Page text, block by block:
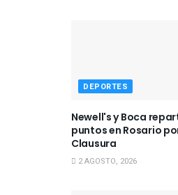
DEPORTES
Newell's y Boca
puntos en Rosario
Clausura
2 AGOSTO, 2026